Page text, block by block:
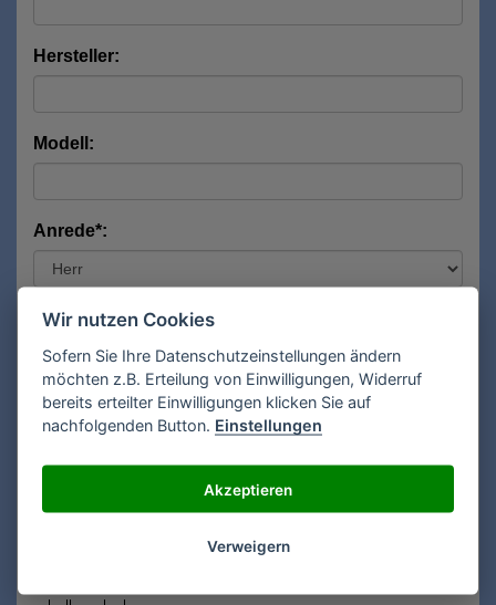
Hersteller:
Modell:
Anrede*:
Vorname*:
Nachname*:
Wir nutzen Cookies
Sofern Sie Ihre Datenschutzeinstellungen ändern
möchten z.B. Erteilung von Einwilligungen, Widerruf
bereits erteilter Einwilligungen klicken Sie auf
nachfolgenden Button. Einstellungen
Akzeptieren
Verweigern